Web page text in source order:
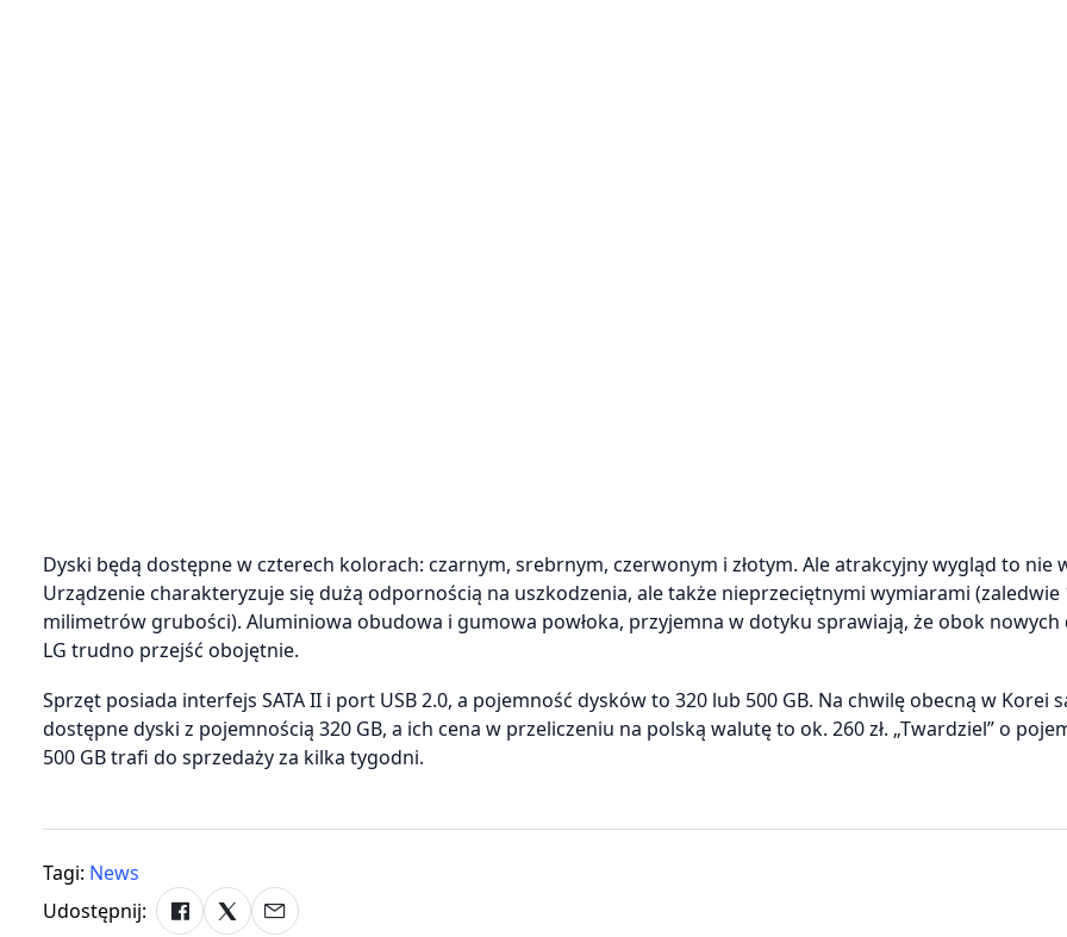
Dyski będą dostępne w czterech kolorach: czarnym, srebrnym, czerwonym i złotym. Ale atrakcyjny wygląd to nie
Urządzenie charakteryzuje się dużą odpornością na uszkodzenia, ale także nieprzeciętnymi wymiarami (zaledwie
milimetrów grubości). Aluminiowa obudowa i gumowa powłoka, przyjemna w dotyku sprawiają, że obok nowych
LG trudno przejść obojętnie.
Sprzęt posiada interfejs SATA II i port USB 2.0, a pojemność dysków to 320 lub 500 GB. Na chwilę obecną w Korei
dostępne dyski z pojemnością 320 GB, a ich cena w przeliczeniu na polską walutę to ok. 260 zł. „Twardziel” o
500 GB trafi do sprzedaży za kilka tygodni.
Tagi: News
Udostępnij: